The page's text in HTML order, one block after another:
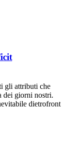
gli attributi che
dei giorni nostri.
dietrofront